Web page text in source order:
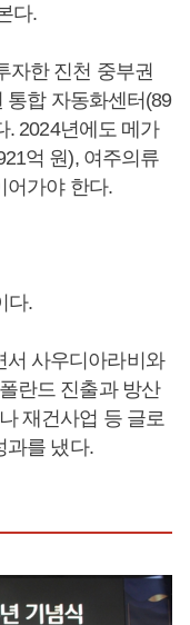
다.
자한 진천 중부권
통합 자동화센터(89
. 2024년에도 메가
억 원), 여주의류
어가야 한다.
다.
서 사우디아라비와
란드 진출과 방산
재건사업 등 글로
과를 냈다.